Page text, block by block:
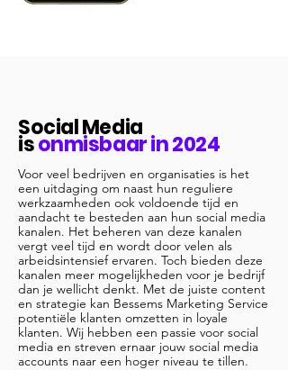
Social Media
isonmisbaar in 2024
Voor veel bedrijven en organisaties is het
een uitdaging om naast hun reguliere
werkzaamheden ook voldoende tijd en
aandacht te besteden aan hun social media
kanalen. Het beheren van deze kanalen
vergt veel tijd en wordt door velen als
arbeidsintensief ervaren. Toch bieden deze
kanalen meer mogelijkheden voor je bedrijf
dan je wellicht denkt. Met de juiste content
en strategie kan Bessems Marketing Service
potentiële klanten omzetten in loyale
klanten. Wij hebben een passie voor social
media en streven ernaar jouw social media
accounts naar een hoger niveau te tillen.